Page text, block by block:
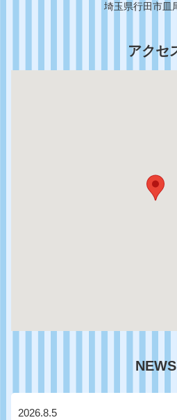
埼玉県行田市皿
アクセ
NEWS
2026.8.5